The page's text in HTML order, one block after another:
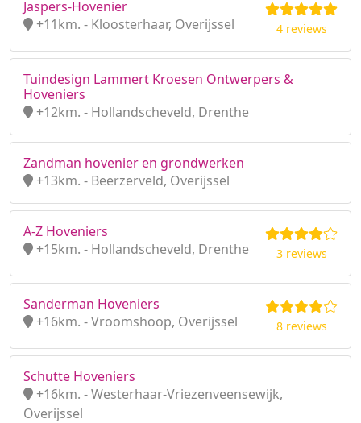
Jaspers-Hovenier
+11km. - Kloosterhaar, Overijssel
4 reviews
Tuindesign Lammert Kroesen Ontwerpers &
Hoveniers
+12km. - Hollandscheveld, Drenthe
Zandman hovenier en grondwerken
+13km. - Beerzerveld, Overijssel
A-Z Hoveniers
+15km. - Hollandscheveld, Drenthe
3 reviews
Sanderman Hoveniers
+16km. - Vroomshoop, Overijssel
8 reviews
Schutte Hoveniers
+16km. - Westerhaar-Vriezenveensewijk,
Overijssel